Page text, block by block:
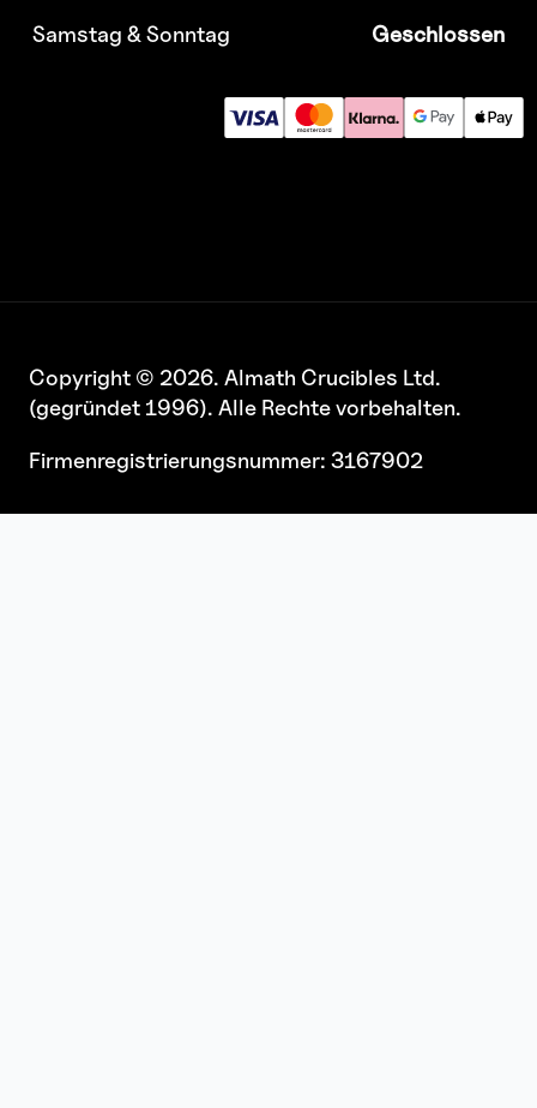
Samstag & Sonntag
Geschlossen
Copyright © 2026. Almath Crucibles Ltd.
(gegründet 1996). Alle Rechte vorbehalten.
Firmenregistrierungsnummer: 3167902